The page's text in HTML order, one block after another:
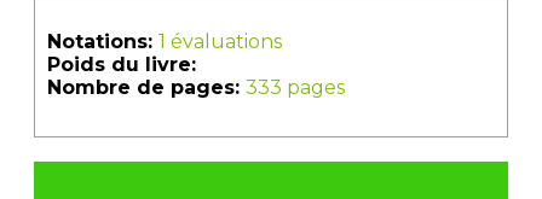
Notations: 1 évaluations
Poids du livre:
Nombre de pages: 333 pages